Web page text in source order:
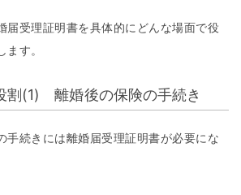
届受理証明書を具体的にどんな場面で役
す。
割(1) 離婚後の保険の手続き
手続きには離婚届受理証明書が必要にな